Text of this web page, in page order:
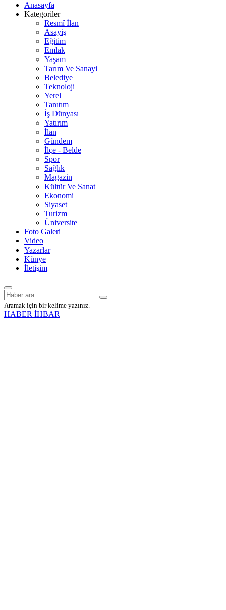
Anasayfa
Kategoriler
Resmî İlan
Asayiş
Eğitim
Emlak
Yaşam
Tarım Ve Sanayi
Belediye
Teknoloji
Yerel
Tanıtım
İş Dünyası
Yatırım
İlan
Gündem
İlçe - Belde
Spor
Sağlık
Magazin
Kültür Ve Sanat
Ekonomi
Siyaset
Turizm
Üniversite
Foto Galeri
Video
Yazarlar
Künye
İletişim
Aramak için bir kelime yazınız.
HABER İHBAR